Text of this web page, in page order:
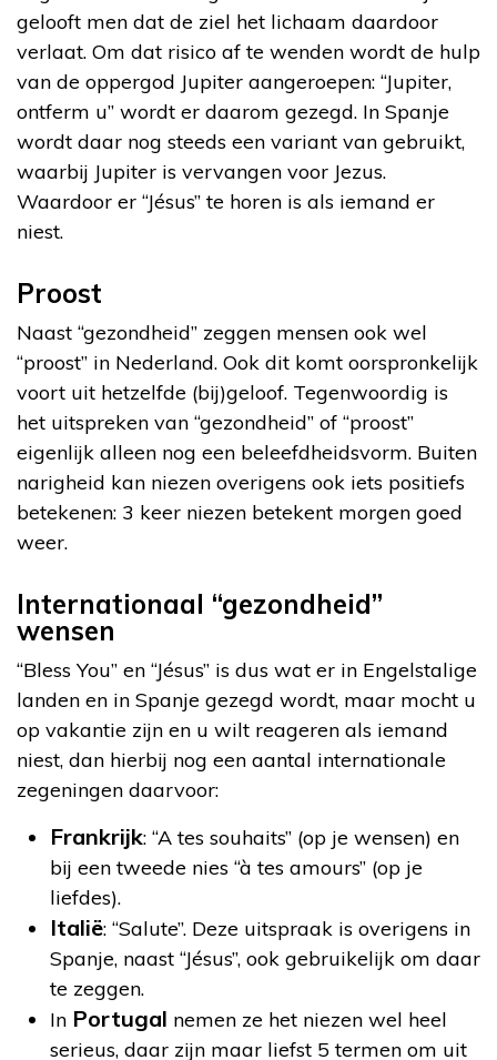
gelooft men dat de ziel het lichaam daardoor
verlaat. Om dat risico af te wenden wordt de hulp
van de oppergod Jupiter aangeroepen: “Jupiter,
ontferm u” wordt er daarom gezegd. In Spanje
wordt daar nog steeds een variant van gebruikt,
waarbij Jupiter is vervangen voor Jezus.
Waardoor er “Jésus” te horen is als iemand er
niest.
Proost
Naast “gezondheid” zeggen mensen ook wel
“proost” in Nederland. Ook dit komt oorspronkelijk
voort uit hetzelfde (bij)geloof. Tegenwoordig is
het uitspreken van “gezondheid” of “proost”
eigenlijk alleen nog een beleefdheidsvorm. Buiten
narigheid kan niezen overigens ook iets positiefs
betekenen: 3 keer niezen betekent morgen goed
weer.
Internationaal “gezondheid”
wensen
“Bless You” en “Jésus” is dus wat er in Engelstalige
landen en in Spanje gezegd wordt, maar mocht u
op vakantie zijn en u wilt reageren als iemand
niest, dan hierbij nog een aantal internationale
zegeningen daarvoor:
Frankrijk: “A tes souhaits” (op je wensen) en
bij een tweede nies “à tes amours” (op je
liefdes).
Italië: “Salute”. Deze uitspraak is overigens in
Spanje, naast “Jésus”, ook gebruikelijk om daar
te zeggen.
In Portugal nemen ze het niezen wel heel
serieus, daar zijn maar liefst 5 termen om uit